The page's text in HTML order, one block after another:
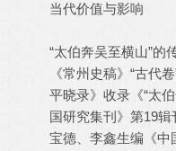
当代价值与影响
“太伯奔吴至横山”的
《常州史稿》“古代
平晓录》收录《“太
国研究集刊》第19辑
宝德、李鑫生编《中